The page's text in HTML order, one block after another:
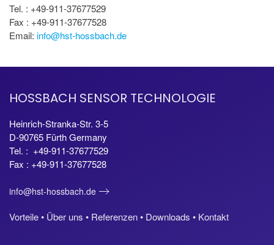
Tel. : +49-911-37677529
Fax : +49-911-37677528
Email: info@hst-hossbach.de
HOSSBACH SENSOR TECHNOLOGIE
Heinrich-Stranka-Str. 3-5
D-90765 Fürth Germany
Tel. : +49-911-37677529
Fax : +49-911-37677528
info@hst-hossbach.de
Vorteile • Über uns • Referenzen • Downloads • Kontakt